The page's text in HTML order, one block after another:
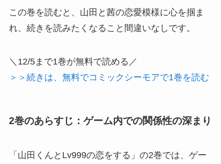
この巻を読むと、山田と茜の恋愛模様に心を掴ま
れ、続きを読みたくなること間違いなしです。
＼12/5まで1巻が無料で読める／
＞＞続きは、無料でコミックシーモアで1巻を読む
2巻のあらすじ：ゲーム内での関係性の深まり
「山田くんとLv999の恋をする」の2巻では、ゲー